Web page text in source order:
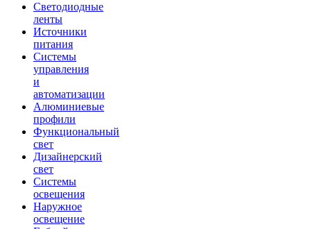
Светодиодные
ленты
Источники
питания
Системы
управления
и
автоматизации
Алюминиевые
профили
Функциональный
свет
Дизайнерский
свет
Системы
освещения
Наружное
освещение